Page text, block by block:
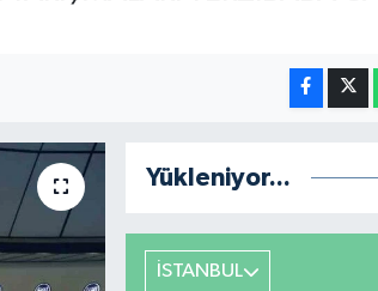
Yükleniyor...
İSTANBUL